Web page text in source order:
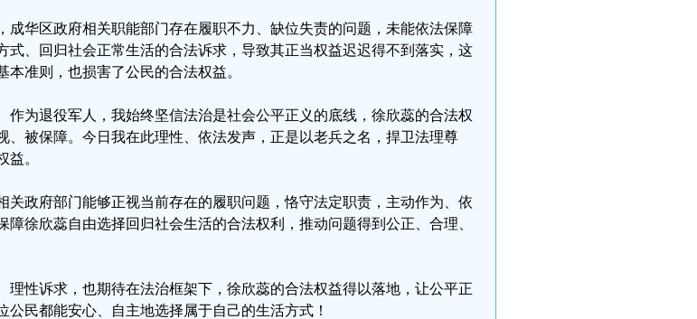
成华区政府相关职能部门存在履职不力、缺位失责的问题，未能依法保障
式、回归社会正常生活的合法诉求，导致其正当权益迟迟得不到落实，这
本准则，也损害了公民的合法权益。
作为退役军人，我始终坚信法治是社会公平正义的底线，徐欣蕊的合法权
、被保障。今日我在此理性、依法发声，正是以老兵之名，捍卫法理尊
益。
关政府部门能够正视当前存在的履职问题，恪守法定职责，主动作为、依
障徐欣蕊自由选择回归社会生活的合法权利，推动问题得到公正、合理、
理性诉求，也期待在法治框架下，徐欣蕊的合法权益得以落地，让公平正
公民都能安心、自主地选择属于自己的生活方式！